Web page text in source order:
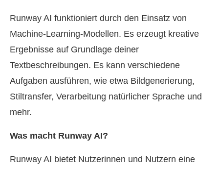
Runway AI funktioniert durch den Einsatz von
Machine-Learning-Modellen. Es erzeugt kreative
Ergebnisse auf Grundlage deiner
Textbeschreibungen. Es kann verschiedene
Aufgaben ausführen, wie etwa Bildgenerierung,
Stiltransfer, Verarbeitung natürlicher Sprache und
mehr.
Was macht Runway AI?
Runway AI bietet Nutzerinnen und Nutzern eine